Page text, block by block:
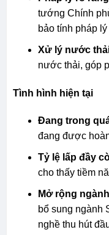
tướng Chính
bảo tính pháp
Xử lý nước
nước thải, góp
Tình hình hiện tại
Đang trong
đang được
Tỷ lệ lấp đầy
cho thấy tiềm
Mở rộng
bổ sung ngành
nghề thu hút